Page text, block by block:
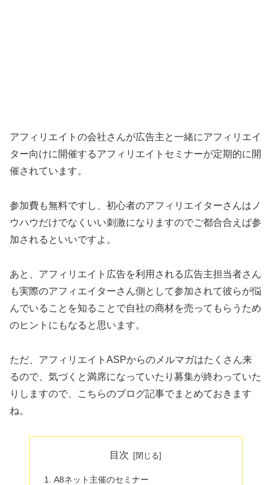
アフィリエイトの会社さんが広告主と一緒にアフィリエイ
ター向けに開催するアフィリエイトセミナーが定期的に開
催されています。
参加費も無料ですし、初心者のアフィリエイターさんはノ
ウハウだけでなくいい刺激になりますのでご都合合えば参
加されるといいですよ。
あと、アフィリエイト広告を利用される広告主担当者さん
も実際のアフィエイターさん側として参加されて彼らが悩
んでいることを知ることで自社の商材を売ってもらうため
のヒントにもなると思います。
ただ、アフィリエイトASPからのメルマガはたくさん来
るので、気づくと満席になっていたり募集が終わっていた
りしますので、こちらのブログ記事でまとめておきます
ね。
目次
A8ネット主催のセミナー